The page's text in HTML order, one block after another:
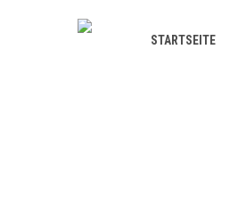
STARTSEITE